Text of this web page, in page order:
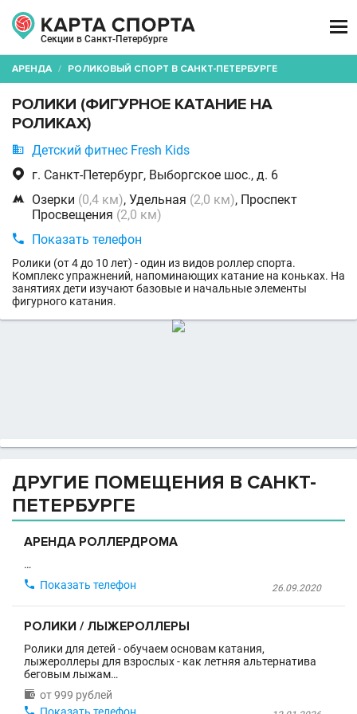
Секции в Санкт-Петербурге

АРЕНДА / РОЛИКОВЫЙ СПОРТ В САНКТ-ПЕТЕРБУРГЕ
РОЛИКИ (ФИГУРНОЕ КАТАНИЕ НА
РОЛИКАХ)
 Детский фитнес Fresh Kids
 г. Санкт-Петербург, Выборгское шос., д. 6
 Озерки (0,4 км), Удельная (2,0 км), Проспект
Просвещения (2,0 км)
 Показать телефон
Ролики (от 4 до 10 лет) - один из видов роллер спорта.
Комплекс упражнений, напоминающих катание на коньках. На
занятиях дети изучают базовые и начальные элементы
фигурного катания.
ДРУГИЕ ПОМЕЩЕНИЯ В САНКТ-
ПЕТЕРБУРГЕ
АРЕНДА РОЛЛЕРДРОМА
…
26.09.2020
 Показать телефон
РОЛИКИ / ЛЫЖЕРОЛЛЕРЫ
Ролики для детей - обучаем основам катания,
лыжероллеры для взрослых - как летняя альтернатива
беговым лыжам…
 от 999 рублей
